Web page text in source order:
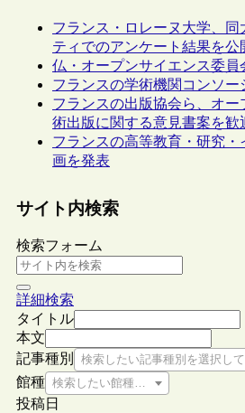
フランス・ロレーヌ大学、同
ティでのアンケート結果を公
仏・オープンサイエンス委
フランスの学術機関コンソ
フランスの出版協会ら、オー
術出版に関する意見書案を歓
フランスの高等教育・研究
画を発表
サイト内検索
検索フォーム
詳細検索
タイトル
本文
記事種別
検索したい記事種別を選択し
館種 検索したい館種を選択してください
投稿日